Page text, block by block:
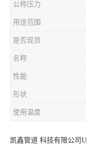
公称压力
用途范围
是否现货
名称
性能
形状
使用温度
凯鑫管道 科技有限公司